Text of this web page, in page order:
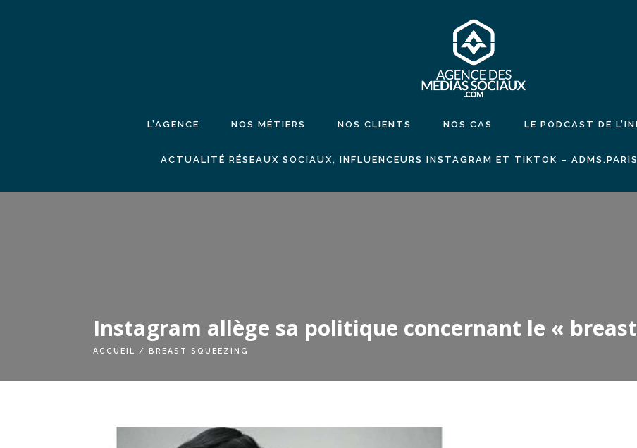
L’AGENCE NOS MÉTIERS NOS CLIENTS NOS CAS LE PODCAST DE
ACTUALITÉ RÉSEAUX SOCIAUX, INFLUENCEURS INSTAGRAM ET TIKTOK – ADMS.PARIS
Instagram allège sa politique concernant le «
ACCUEIL / BREAST SQUEEZING